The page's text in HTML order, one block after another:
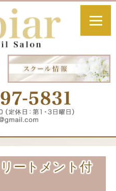
ートメント付